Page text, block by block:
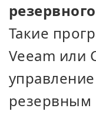
Такие
Veeam или
резервным